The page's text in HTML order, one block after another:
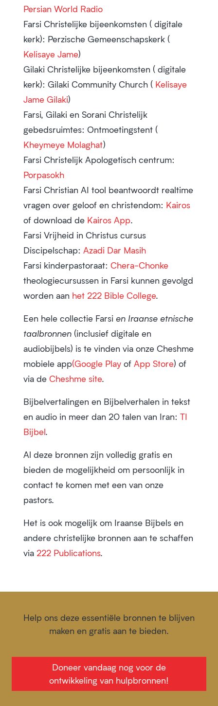
Persian World Radio
Farsi Christelijke bijeenkomsten ( digitale
kerk): Perzische Gemeenschapskerk (
Kelisaye Jame)
Gilaki Christelijke bijeenkomsten ( digitale
kerk): Gilaki Community Church ( Kelisaye
Jame Gilaki)
Farsi, Gilaki en Sorani Christelijk
gebedsruimtes: Ontmoetingstent (
Kheymeye Molaghat)
Farsi Christelijk Apologetisch centrum:
Porpasokh
Farsi Christian AI tool beantwoordt realtime
vragen over geloof en christendom: Kairos
of download de Kairos App.
Farsi Vrijheid in Christus cursus
Discipelschap: Azadi Dar Masih
Farsi kinderpastoraat: Chera-Chonke
theologiecursussen in Farsi kunnen gevolgd
worden aan het 222 Bible College.
Een hele collectie Farsi en Iraanse etnische
taalbronnen (inclusief digitale en
audiobijbels) is te vinden via onze Cheshme
mobiele app(Google Play of App Store) of
via de Cheshme site.
Bijbelvertalingen en Bijbelverhalen in tekst
en audio in meer dan 20 talen van Iran: TI
Bijbel.
Al deze bronnen zijn volledig gratis en
bieden de mogelijkheid om persoonlijk in
contact te komen met een van onze
pastors.
Het is ook mogelijk om Iraanse Bijbels en
andere christelijke bronnen aan te schaffen
via 222 Publications.
Help ons deze essentiële bronnen te blijven
maken en gratis aan te bieden.
Doneer vandaag nog voor de
ontwikkeling van hulpbronnen!